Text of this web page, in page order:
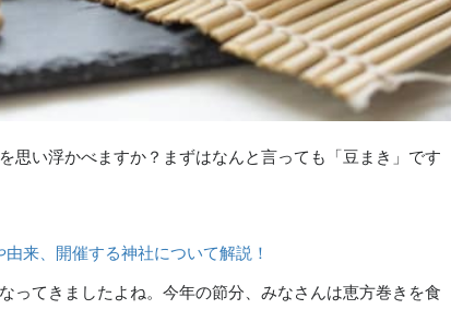
思い浮かべますか？まずはなんと言っても「豆まき」です
来、開催する神社について解説！
ってきましたよね。今年の節分、みなさんは恵方巻きを食